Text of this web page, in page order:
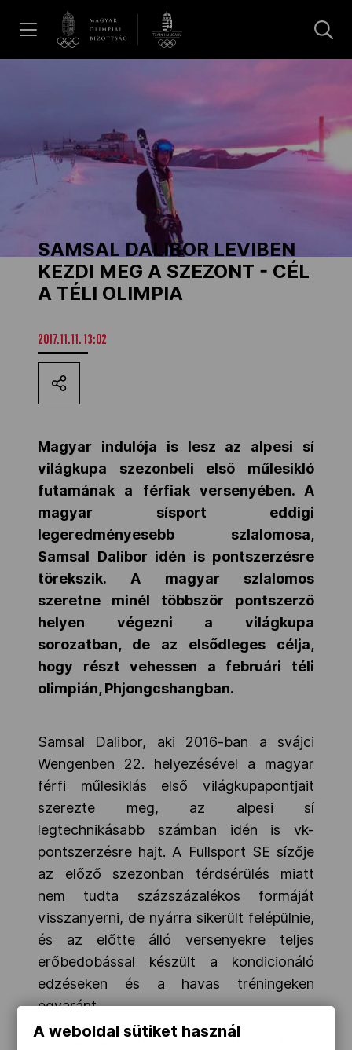
Galéria
Los Angeles 2028
Kettőskarrier-program
NOB
Társszervezetek
OVEP
Adatbank
SAMSAL DALIBOR LEVIBEN
KEZDI MEG A SZEZONT - CÉL
A TÉLI OLIMPIA
2017.11.11. 13:02
Magyar indulója is lesz az alpesi sí
világkupa szezonbeli első műlesikló
futamának a férfiak versenyében. A
magyar sísport eddigi
legeredményesebb szlalomosa,
Samsal Dalibor idén is pontszerzésre
törekszik. A magyar szlalomos
szeretne minél többször pontszerző
helyen végezni a világkupa
sorozatban, de az elsődleges célja,
hogy részt vehessen a februári téli
olimpián, Phjongcshangban.
Samsal Dalibor, aki 2016-ban a svájci
Wengenben 22. helyezésével a magyar
férfi műlesiklás első világkupapontjait
szerezte meg, az alpesi sí
legtechnikásabb számban idén is vk-
pontszerzésre hajt. A Fullsport SE sízője
az előző szezonban térdsérülés miatt
nem tudta százszázalékos formáját
visszanyerni, de nyárra sikerült felépülnie,
és az előtte álló versenyekre teljes
erőbedobással készült a kondicionáló
edzéseken és a havas tréningeken
egyaránt.
A magyar szlalomos szeretne minél
A weboldal sütiket használ